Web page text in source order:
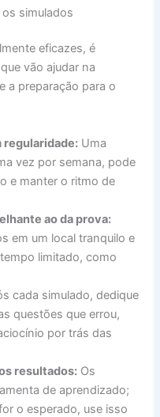
simulados
eficazes, é
vão ajudar na
a preparação para o
regularidade: Uma
vez por semana, pode
e manter o ritmo de
ao da prova:
em um local tranquilo e
limitado, como
cada simulado, dedique
questões que errou,
por trás das
resultados: Os
de aprendizado;
o esperado, use isso